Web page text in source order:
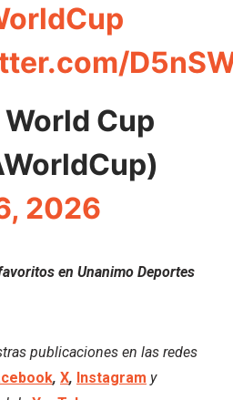
Cup
2026
en Unanimo Deportes
publicaciones en las redes
, X, Instagram y